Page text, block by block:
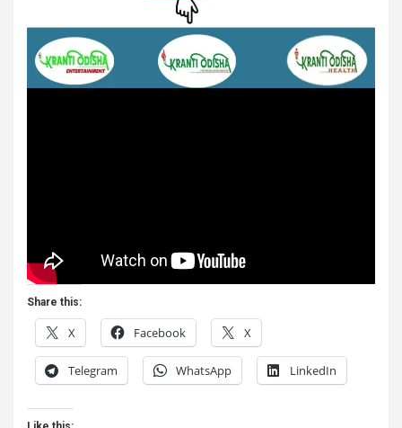
Share this:
X Facebook X
Telegram WhatsApp LinkedIn